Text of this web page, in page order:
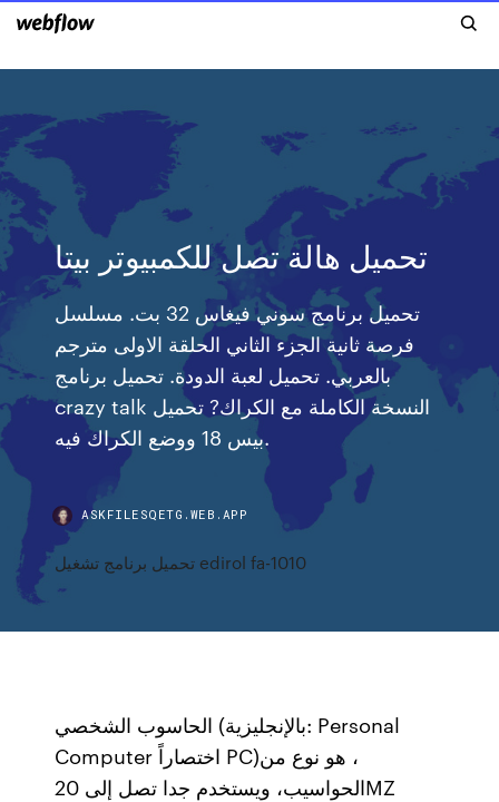
تحميل هالة تصل للكمبيوتر بيتا
تحميل برنامج سوني فيغاس 32 بت. مسلسل
فرصة ثانية الجزء الثاني الحلقة الاولى مترجم
بالعربي. تحميل لعبة الدودة. تحميل برنامج
crazy talk النسخة الكاملة مع الكراك? تحميل
بيس 18 ووضع الكراك فيه.
ASKFILESQETG.WEB.APP
تحميل برنامج تشغيل edirol fa-1010
الحاسوب الشخصي (بالإنجليزية: Personal
Computer اختصاراً PC)‏، هو نوع من
الحواسيب، ويستخدم جدا تصل إلى 20MZ